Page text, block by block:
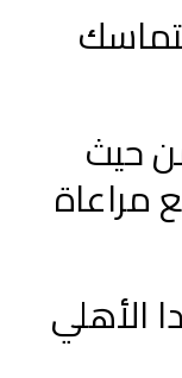
حيث
مراعاة
الأهلي